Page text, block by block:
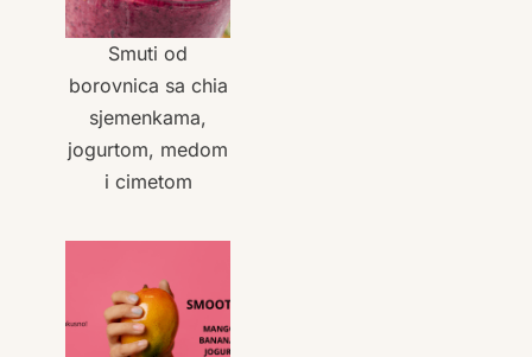
Smuti od
borovnica sa chia
sjemenkama,
jogurtom, medom
i cimetom